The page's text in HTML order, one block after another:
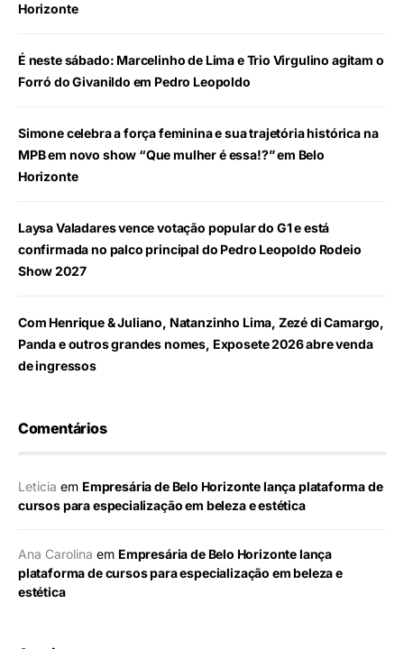
Horizonte
É neste sábado: Marcelinho de Lima e Trio Virgulino agitam o
Forró do Givanildo em Pedro Leopoldo
Simone celebra a força feminina e sua trajetória histórica na
MPB em novo show “Que mulher é essa!?” em Belo
Horizonte
Laysa Valadares vence votação popular do G1 e está
confirmada no palco principal do Pedro Leopoldo Rodeio
Show 2027
Com Henrique & Juliano, Natanzinho Lima, Zezé di Camargo,
Panda e outros grandes nomes, Exposete 2026 abre venda
de ingressos
Comentários
Leticia em Empresária de Belo Horizonte lança plataforma de
cursos para especialização em beleza e estética
Ana Carolina em Empresária de Belo Horizonte lança
plataforma de cursos para especialização em beleza e
estética